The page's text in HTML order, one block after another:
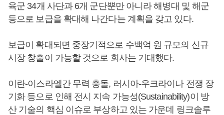
육군 34개 사단과 6개 군단뿐만 아니라 해병대 및 해군
등으로 보급을 확대해 나간다는 계획을 갖고 있다.
보급이 확대되면 중장기적으로 수백억 원 규모의 신규
시장 창출이 가능할 것으로 회사는 기대했다.
이란-이스라엘간 무력 충돌, 러시아-우크라이나 전쟁 장
기화 등으로 인해 전시 지속 가능성(Sustainability)이 방
산 기술의 핵심 이슈로 부상하고 있는 가운데 링크솔루